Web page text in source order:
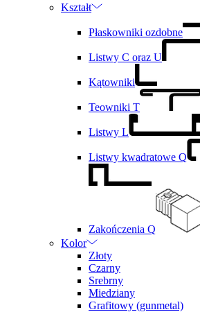
Kształt
Płaskowniki ozdobne
Listwy C oraz U
Kątowniki
Teowniki T
Listwy L
Listwy kwadratowe Q
Zakończenia Q
Kolor
Złoty
Czarny
Srebrny
Miedziany
Grafitowy (gunmetal)